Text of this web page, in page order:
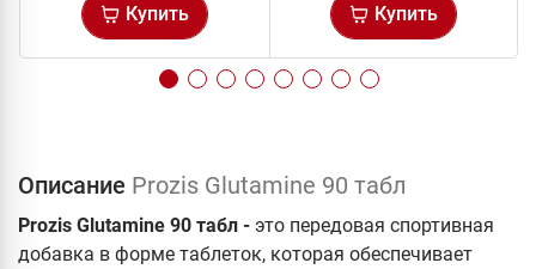
Купить Купить
Описание Prozis Glutamine 90 табл
Prozis Glutamine 90 табл - это передовая спортивная
добавка в форме таблеток, которая обеспечивает